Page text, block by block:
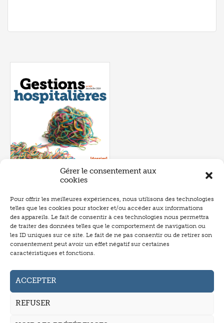
Gérer le consentement aux
cookies
Pour offrir les meilleures expériences, nous utilisons des technologies
telles que les cookies pour stocker et/ou accéder aux informations
des appareils. Le fait de consentir à ces technologies nous permettra
de traiter des données telles que le comportement de navigation ou
les ID uniques sur ce site. Le fait de ne pas consentir ou de retirer son
consentement peut avoir un effet négatif sur certaines
caractéristiques et fonctions.
ACCEPTER
REFUSER
Numéro 657- juin 2026
Annonceurs
Auteurs